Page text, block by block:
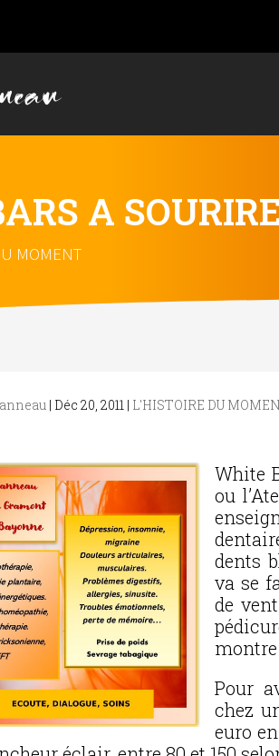
A
MOMENT
| Déc 20, 2011 | L'HISTOIRE DU
White
ou
dents
va se
de
Pour
chez
euro